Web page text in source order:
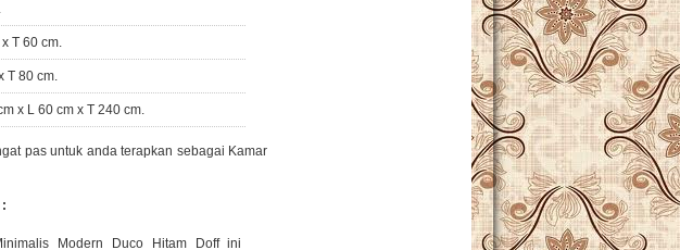
T 60 cm.
T 80 cm.
x L 60 cm x T 240 cm.
pas untuk anda terapkan sebagai Kamar
Modern Duco Hitam Doff ini